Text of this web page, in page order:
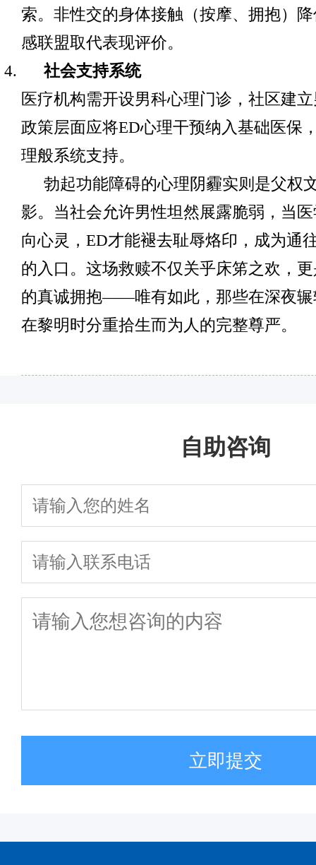
索。非性交的身体接触（按摩、拥抱）
感联盟取代表现评价。
社会支持系统
医疗机构需开设男科心理门诊，社区建
政策层面应将ED心理干预纳入基础医保
理般系统支持。
勃起功能障碍的心理阴霾实则是父权
影。当社会允许男性坦然展露脆弱，当
向心灵，ED才能褪去耻辱烙印，成为通
的入口。这场救赎不仅关乎床笫之欢，
的真诚拥抱——唯有如此，那些在深夜辗
在黎明时分重拾生而为人的完整尊严。
自助咨询
立即提交